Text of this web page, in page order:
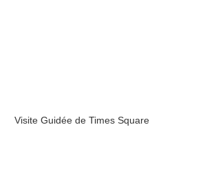
Visite Guidée de Times Square